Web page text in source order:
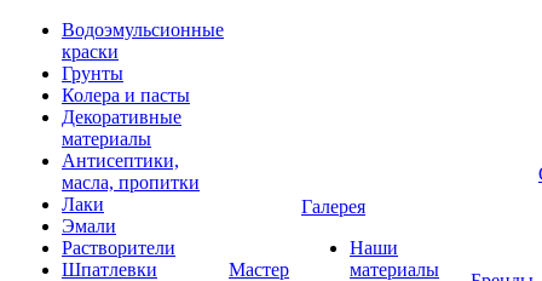
Водоэмульсионные
краски
Грунты
Колера и пасты
Декоративные
материалы
Антисептики,
масла, пропитки
Лаки
Эмали
Растворители
Шпатлевки
Мастер
Галерея
Наши
материалы